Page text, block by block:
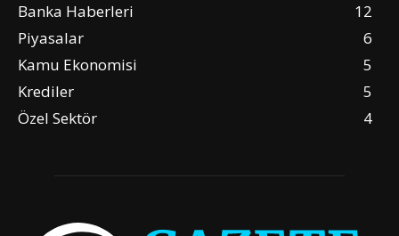
Banka Haberleri
12
Piyasalar
6
Kamu Ekonomisi
5
Krediler
5
Özel Sektör
4